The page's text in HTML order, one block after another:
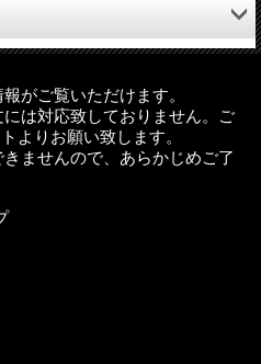
調べ
行く
リジナル曲集
れて
がご覧いただけます。
は対応致しておりません。ご
よりお願い致します。
ませんので、あらかじめご了